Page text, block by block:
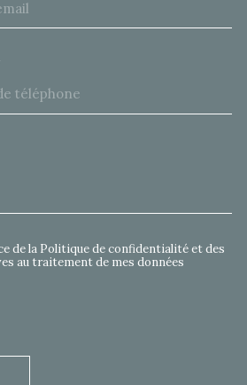
de la Politique de confidentialité et des
au traitement de mes données